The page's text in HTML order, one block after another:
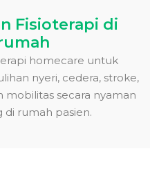
Fisioterapi di
homecare untuk
nyeri, cedera, stroke,
mobilitas secara nyaman
di rumah pasien.